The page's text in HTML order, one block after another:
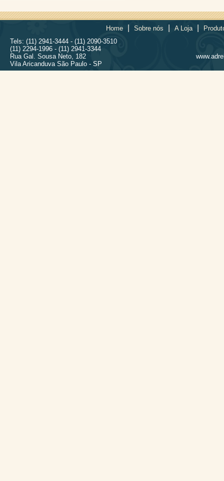
Home Sobre nós A Loja
Tels: (11) 2941-3444 - (11) 2090-3510
(11) 2294-1996 - (11) 2941-3344
Rua Gal. Sousa Neto, 182
Vila Aricanduva São Paulo - SP